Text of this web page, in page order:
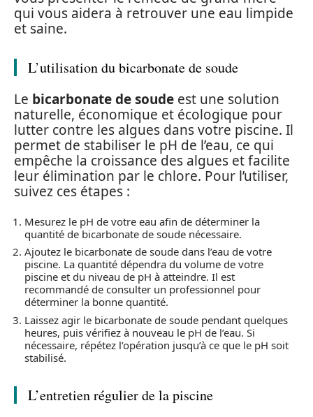
qui vous aidera à retrouver une eau limpide
et saine.
L’utilisation du bicarbonate de soude
Le bicarbonate de soude est une solution
naturelle, économique et écologique pour
lutter contre les algues dans votre piscine. Il
permet de stabiliser le pH de l’eau, ce qui
empêche la croissance des algues et facilite
leur élimination par le chlore. Pour l’utiliser,
suivez ces étapes :
Mesurez le pH de votre eau afin de déterminer la
quantité de bicarbonate de soude nécessaire.
Ajoutez le bicarbonate de soude dans l’eau de votre
piscine. La quantité dépendra du volume de votre
piscine et du niveau de pH à atteindre. Il est
recommandé de consulter un professionnel pour
déterminer la bonne quantité.
Laissez agir le bicarbonate de soude pendant quelques
heures, puis vérifiez à nouveau le pH de l’eau. Si
nécessaire, répétez l’opération jusqu’à ce que le pH soit
stabilisé.
L’entretien régulier de la piscine